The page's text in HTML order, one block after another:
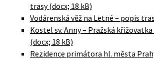
trasy (docx; 18 kB)
Vodárenská věž na Letné – popis
Kostel sv. Anny – Pražská
(docx; 18 kB)
Rezidence primátora hl. města